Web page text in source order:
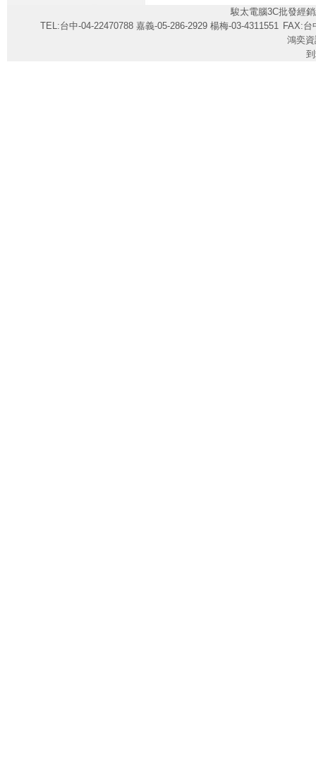
駿太電腦3C批發經
TEL:台中-04-22470788 嘉義-05-286-2929 楊梅-03-4311551 FAX:台
鴻奕